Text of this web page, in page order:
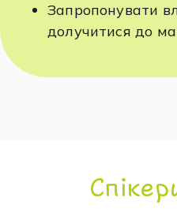
Запропонувати
долучитися до